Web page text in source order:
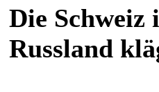
Die Schweiz
Russland